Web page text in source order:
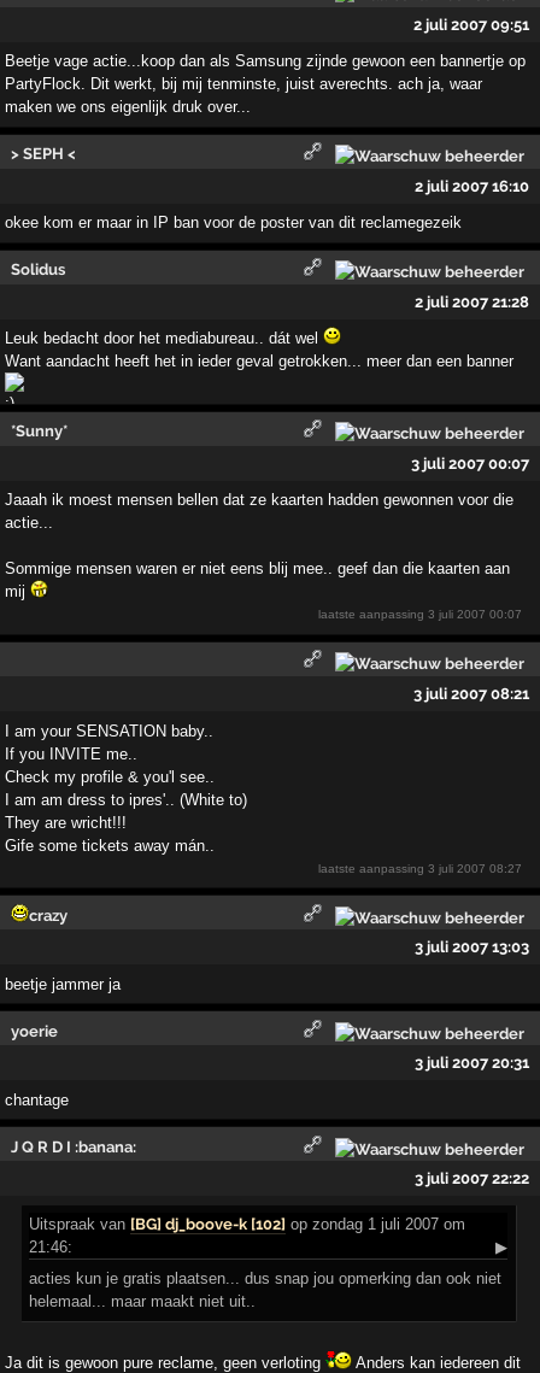
2 juli 2007 09:51
Beetje vage actie...koop dan als Samsung zijnde gewoon een bannertje op
PartyFlock. Dit werkt, bij mij tenminste, juist averechts. ach ja, waar
maken we ons eigenlijk druk over...
> SEPH <
2 juli 2007 16:10
okee kom er maar in IP ban voor de poster van dit reclamegezeik
Solidus
2 juli 2007 21:28
Leuk bedacht door het mediabureau.. dát wel
Want aandacht heeft het in ieder geval getrokken... meer dan een banner
*Sunny*
3 juli 2007 00:07
Jaaah ik moest mensen bellen dat ze kaarten hadden gewonnen voor die
actie...
Sommige mensen waren er niet eens blij mee.. geef dan die kaarten aan
mij
laatste aanpassing3 juli 2007 00:07
3 juli 2007 08:21
I am your SENSATION baby..
If you INVITE me..
Check my profile & you'l see..
I am am dress to ipres'.. (White to)
They are wricht!!!
Gife some tickets away mán..
laatste aanpassing3 juli 2007 08:27
crazy
3 juli 2007 13:03
beetje jammer ja
yoerie
3 juli 2007 20:31
chantage
J Q R D I :banana:
3 juli 2007 22:22
Uitspraak van [BG] dj_boove-k [102] op zondag 1 juli 2007 om
21:46:
▶
acties kun je gratis plaatsen... dus snap jou opmerking dan ook niet
helemaal... maar maakt niet uit..
Ja dit is gewoon pure reclame, geen verloting
Anders kan iedereen dit